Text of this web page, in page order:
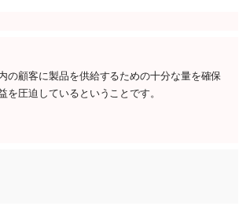
の顧客に製品を供給するための十分な量を確保
圧迫しているということです。